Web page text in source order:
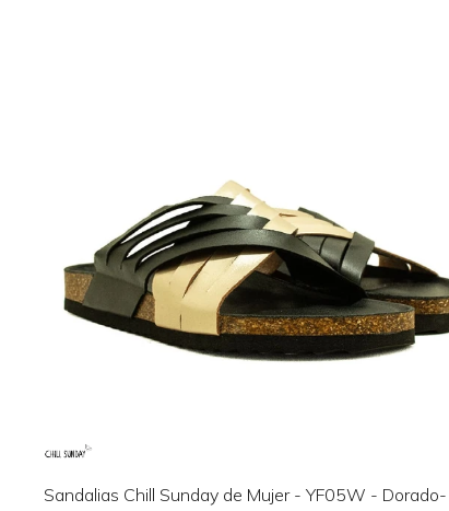
Sandalias Chill Sunday de Mujer - YF05W - Dorado-